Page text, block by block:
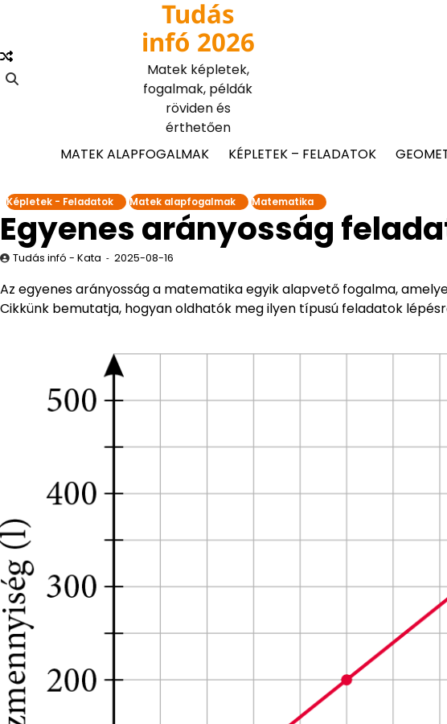
content
Tudás
infó 2026
Matek képletek,
fogalmak, példák
röviden és
érthetően
MATEK ALAPFOGALMAK
KÉPLETEK – FELADATOK
Képletek - Feladatok Matek alapfogalmak Matematika
Egyenes arányosság
Tudás infó - Kata 2025-08-16
Az egyenes arányosság a matematika egyik alapvető fogalma,
Cikkünk bemutatja, hogyan oldhatók meg ilyen típusú feladatok